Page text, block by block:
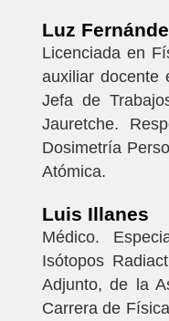
Luz
Licenciada en
auxiliar docente
Jefa de
Jauretche.
Dosimetría
Atómica.
Luis Illanes
Médico.
Isótopos
Adjunto, de la
Carrera de